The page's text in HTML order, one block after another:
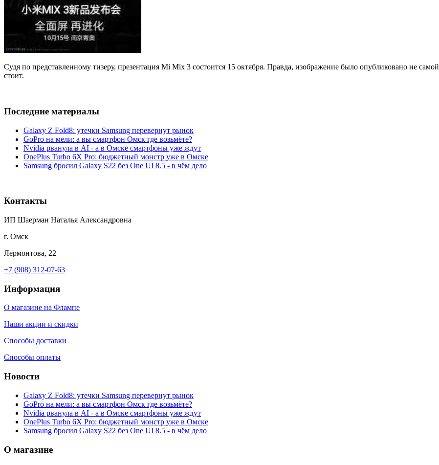
Судя по представленному тизеру, презентация Mi Mix 3 состоится 15 октября. Правда, изображение было опубликовано не самой
стоит.
Последние материалы
Galaxy Z Fold8: утечки Samsung перевернут рынок
GoPro на мели: а вы смартфон Омск где возьмёте?
Nvidia рванула в AI - а в Омске смартфоны уже ждут
OnePlus Turbo 6X Pro: бюджетный монстр уже в Омске
Samsung бросил Galaxy S22 без One UI 8.5 - в чём дело
Контакты
ИП Шаерман Наталья Александровна
г. Омск
Лермонтова, 22
+7 (908) 312-07-63
Информация
О магазине на Флампе
Наши акции и скидки
Способы доставки
Способы оплаты
Новости
Galaxy Z Fold8: утечки Samsung перевернут рынок
GoPro на мели: а вы смартфон Омск где возьмёте?
Nvidia рванула в AI - а в Омске смартфоны уже ждут
OnePlus Turbo 6X Pro: бюджетный монстр уже в Омске
Samsung бросил Galaxy S22 без One UI 8.5 - в чём дело
О магазине